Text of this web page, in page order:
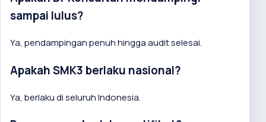
sampai lulus?
Ya, pendampingan penuh hingga audit selesai.
Apakah SMK3 berlaku nasional?
Ya, berlaku di seluruh Indonesia.